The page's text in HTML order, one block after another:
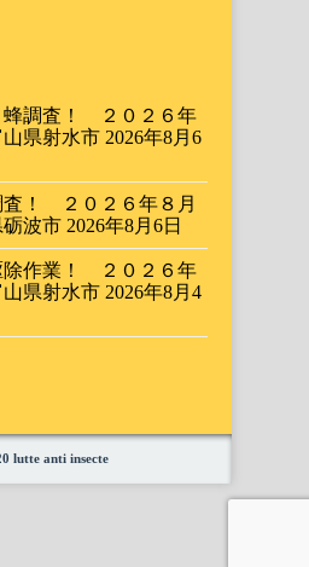
蜂調査！ ２０２６年
県射水市 2026年8月6
査！ ２０２６年８月
波市 2026年8月6日
除作業！ ２０２６年
県射水市 2026年8月4
lutte anti insecte